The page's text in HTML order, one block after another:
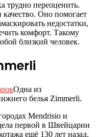
трудно переоценить.
Оно помогает
недостатки,
комфорт. Такому
близкий человек.
Одна из
белья Zimmerli.
Mendrisio и
первой в Швейцарии
ещё 130 лет назад.